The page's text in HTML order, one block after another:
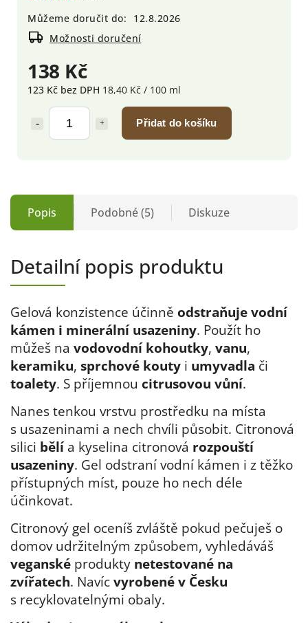
138 Kč
123 Kč bez DPH 18,40 Kč / 100 ml
Přidat do košíku
Můžeme doručit do:
12.8.2026
Možnosti doručení
Popis Podobné (5) Diskuze
Detailní popis produktu
Gelová konzistence účinně odstraňuje vodní
kámen i minerální usazeniny. Použít ho
můžeš na vodovodní kohoutky, vanu,
keramiku, sprchové kouty i umyvadla či
toalety. S příjemnou citrusovou vůní.
Nanes tenkou vrstvu prostředku na místa
s usazeninami a nech chvíli působit. Citronová
silici bělía kyselina citronová rozpouští
usazeniny. Gel odstraní vodní kámen i z těžko
přístupných míst, pouze ho nech déle
účinkovat.
Citronový gel oceníš zvláště pokud pečuješ o
domov udržitelným způsobem, vyhledáváš
veganské produkty netestované na
zvířatech. Navíc vyrobené v Česku
s recyklovatelnými obaly.